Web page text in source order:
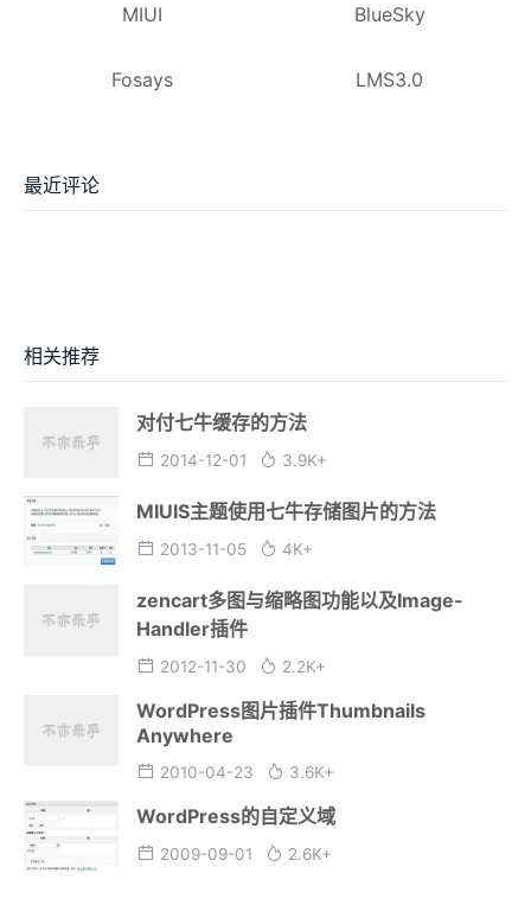
MIUI BlueSky
Fosays LMS3.0
最近评论
相关推荐
对付七牛缓存的方法
2014-12-01 3.9K+
MIUIS主题使用七牛存储图片的方法
2013-11-05 4K+
zencart多图与缩略图功能以及Image-
Handler插件
2012-11-30 2.2K+
WordPress图片插件Thumbnails
Anywhere
2010-04-23 3.6K+
WordPress的自定义域
2009-09-01 2.6K+